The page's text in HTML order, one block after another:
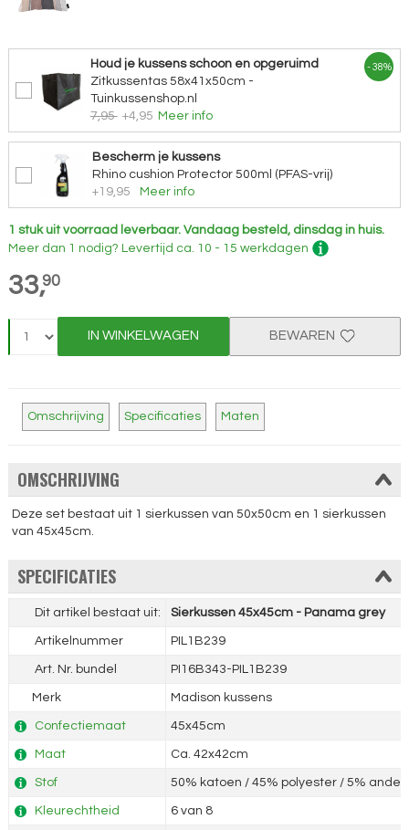
Houd je kussens schoon en opgeruimd
Zitkussentas 58x41x50cm -
Tuinkussenshop.nl
7,95 +4,95 Meer info
- 38%
Bescherm je kussens
Rhino cushion Protector 500ml (PFAS-vrij)
+19,95
Meer info
1 stuk uit voorraad leverbaar. Vandaag besteld, dinsdag in huis.
Meer dan 1 nodig? Levertijd ca. 10 - 15 werkdagen
33,90
IN WINKELWAGEN BEWAREN
Omschrijving Specificaties Maten
OMSCHRIJVING
Deze set bestaat uit 1 sierkussen van 50x50cm en 1 sierkussen
van 45x45cm.
SPECIFICATIES
Dit artikel bestaat uit: Sierkussen 45x45cm - Panama grey
Artikelnummer PIL1B239
Art. Nr. bundel PI16B343-PIL1B239
Merk Madison kussens
Confectiemaat 45x45cm
Maat Ca. 42x42cm
Stof 50% katoen / 45% polyester / 5%
Kleurechtheid 6 van 8